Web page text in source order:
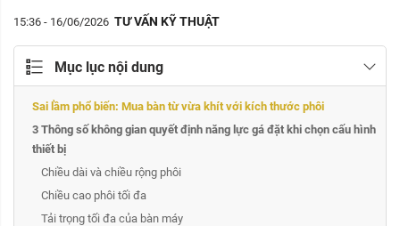
15:36 - 16/06/2026 TƯ VẤN KỸ THUẬT
Mục lục nội dung
Sai lầm phổ biến: Mua bàn từ vừa khít với kích thước phôi
3 Thông số không gian quyết định năng lực gá đặt khi chọn cấu hình
thiết bị
Chiều dài và chiều rộng phôi
Chiều cao phôi tối đa
Tải trọng tối đa của bàn máy